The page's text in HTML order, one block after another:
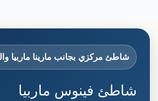
شاطئ مركزي بجانب مارينا ماربيا
شاطئ فينوس ماربيا